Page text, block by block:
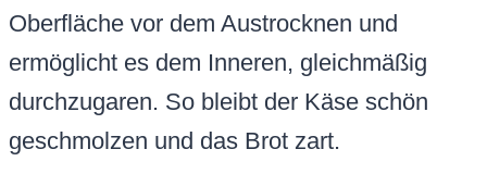
Oberfläche vor dem Austrocknen und
ermöglicht es dem Inneren, gleichmäßig
durchzugaren. So bleibt der Käse schön
geschmolzen und das Brot zart.